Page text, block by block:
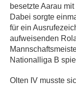
besetzte Aarau
Dabei sorgte
für ein
aufweisenden
Nationalliga B
Olten IV musste